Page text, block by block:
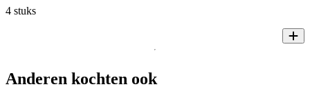
4 stuks
Anderen kochten ook